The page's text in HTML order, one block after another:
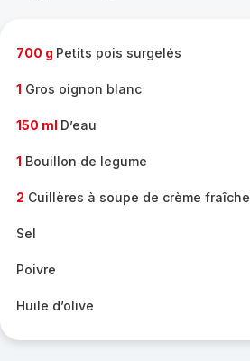
700 g Petits pois surgelés
1 Gros oignon blanc
150 ml D’eau
1 Bouillon de legume
2 Cuillères à soupe de crème fraîche
Sel
Poivre
Huile d’olive